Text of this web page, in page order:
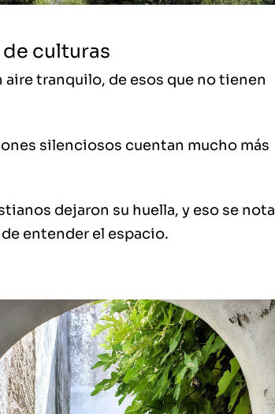
culturas
aire tranquilo, de esos que no tienen
silenciosos cuentan mucho más
dejaron su huella, y eso se nota
entender el espacio.